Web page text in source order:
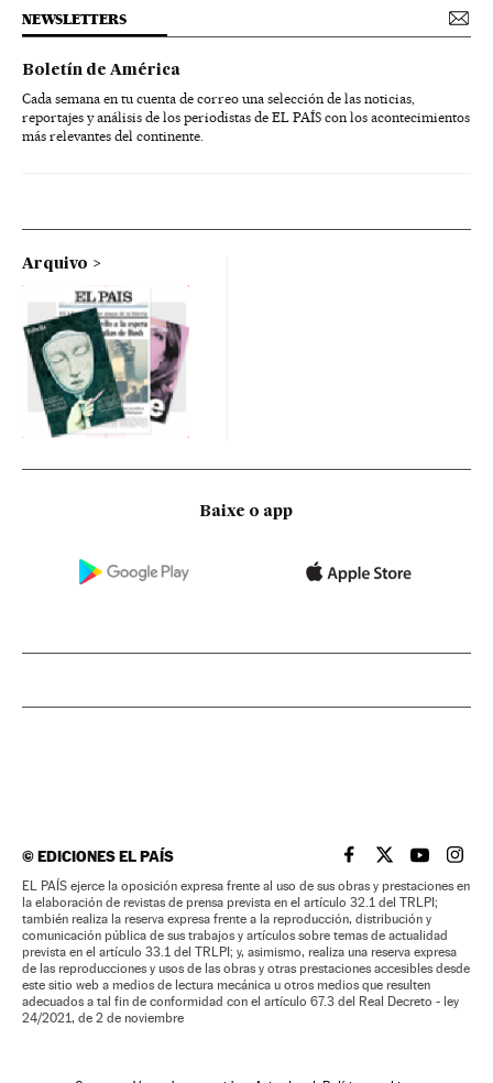
NEWSLETTERS
Boletín de América
Cada semana en tu cuenta de correo una selección de las noticias,
reportajes y análisis de los periodistas de EL PAÍS con los acontecimientos
más relevantes del continente.
Arquivo
Baixe o app
©EDICIONES EL PAÍS EL PAÍS BRASIL EN
EL PAÍSEL PAÍS
EL
EL PAÍS ejerce la oposición expresa frente al uso de sus obras y prestaciones en
la elaboración de revistas de prensa prevista en el artículo 32.1 del TRLPI;
también realiza la reserva expresa frente a la reproducción, distribución y
comunicación pública de sus trabajos y artículos sobre temas de actualidad
prevista en el artículo 33.1 del TRLPI; y, asimismo, realiza una reserva expresa
de las reproducciones y usos de las obras y otras prestaciones accesibles desde
este sitio web a medios de lectura mecánica u otros medios que resulten
adecuados a tal fin de conformidad con el artículo 67.3 del Real Decreto - ley
24/2021, de 2 de noviembre